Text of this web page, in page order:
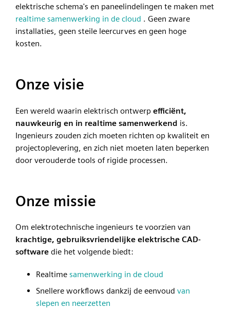
elektrische schema's en paneelindelingen te maken met
realtime samenwerking in de cloud . Geen zware
installaties, geen steile leercurves en geen hoge
kosten.
Onze visie
Een wereld waarin elektrisch ontwerp efficiënt,
nauwkeurig en in realtime samenwerkend is.
Ingenieurs zouden zich moeten richten op kwaliteit en
projectoplevering, en zich niet moeten laten beperken
door verouderde tools of rigide processen.
Onze missie
Om elektrotechnische ingenieurs te voorzien van
krachtige, gebruiksvriendelijke elektrische CAD-
software die het volgende biedt:
Realtime samenwerking in de cloud
Snellere workflows dankzij de eenvoud van
slepen en neerzetten